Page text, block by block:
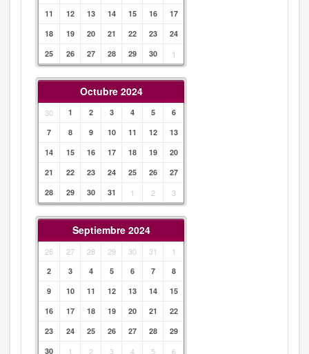
11
12 13 14 15 16
17
18
19 20 21 22 23
24
25
26 27 28 29 30 1
Octubre 2024
30 1 2 3 4 5
6
7
8 9 10 11 12
13
14
15 16 17 18 19
20
21
22 23 24 25 26
27
28
29 30 31 1 2 3
Septiembre 2024
26 27 28 29 30 31 1
2 3 4 5 6 7
8
9
10 11 12 13 14
15
16
17 18 19 20 21
22
23
24 25 26 27 28
29
30
1 2 3 4 5 6